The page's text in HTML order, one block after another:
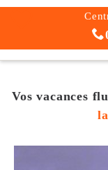
Vos vacances